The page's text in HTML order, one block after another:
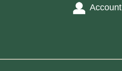
Account